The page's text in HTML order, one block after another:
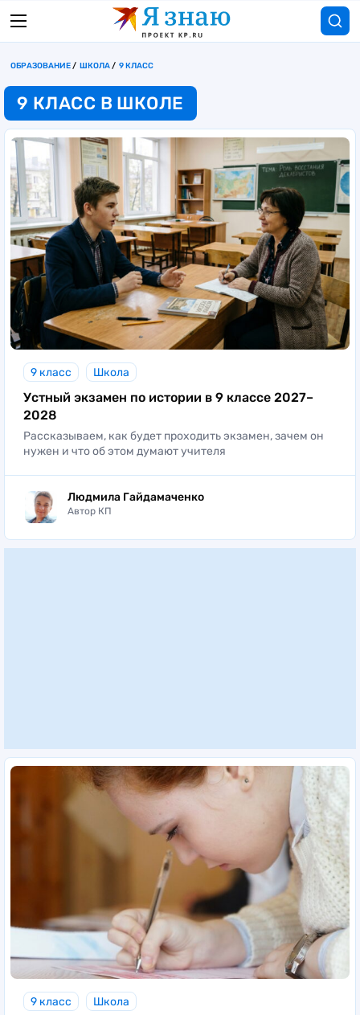
ОБРАЗОВАНИЕ ШКОЛА 9 КЛАСС
9 КЛАСС В ШКОЛЕ
9 класс Школа
Устный экзамен по истории в 9 классе 2027–
2028
Рассказываем, как будет проходить экзамен, зачем он
нужен и что об этом думают учителя
Людмила Гайдамаченко
Автор КП
9 класс Школа